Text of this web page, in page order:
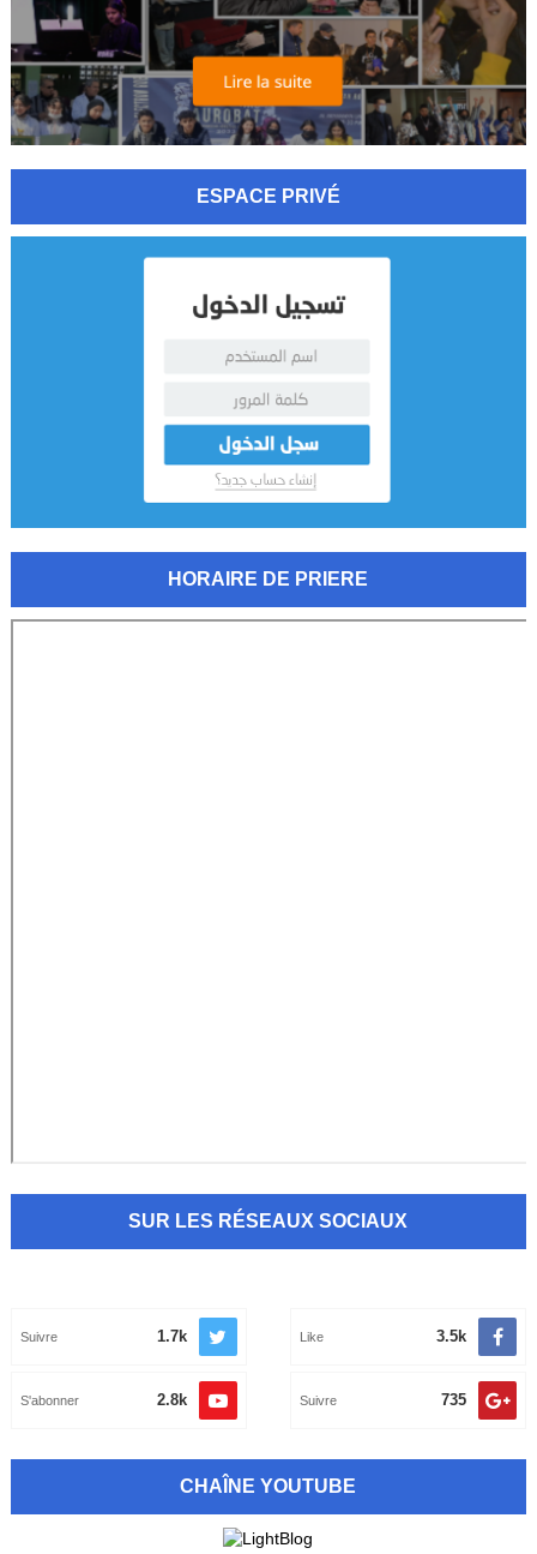
ESPACE PRIVÉ
HORAIRE DE PRIERE
SUR LES RÉSEAUX SOCIAUX
3.5k
Like
1.7k
Suivre
735
Suivre
2.8k
S'abonner
CHAÎNE YOUTUBE